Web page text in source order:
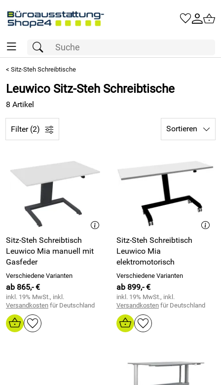
< Sitz-Steh Schreibtische
Leuwico Sitz-Steh Schreibtische
8 Artikel
Filter (2) Sortieren
Sitz-Steh Schreibtisch
Leuwico Mia manuell mit
Gasfeder
Verschiedene Varianten
ab 865,- €
inkl. 19% MwSt., inkl.
Versandkosten für Deutschland
Sitz-Steh Schreibtisch
Leuwico Mia
elektromotorisch
Verschiedene Varianten
ab 899,- €
inkl. 19% MwSt., inkl.
Versandkosten für Deutschland